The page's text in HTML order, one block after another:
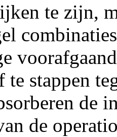
te zijn,
stappen
de
de